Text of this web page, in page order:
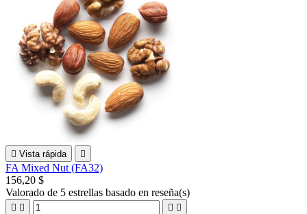
 Vista rápida 
FA Mixed Nut (FA32)
156,20 $
Valorado de 5 estrellas basado en reseña(s)
   